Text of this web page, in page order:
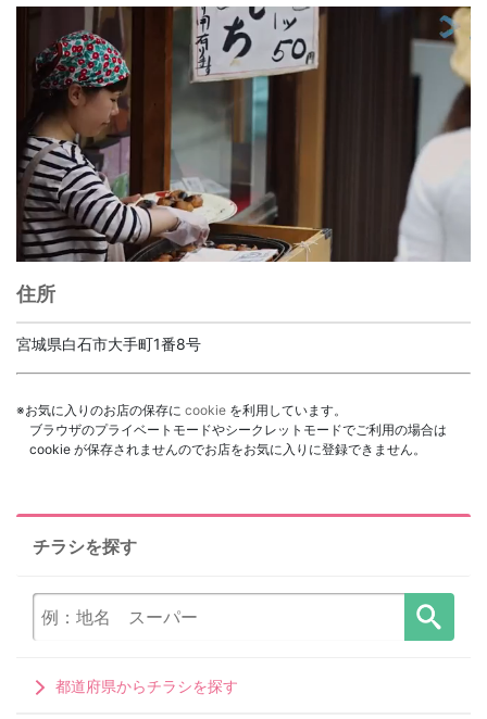
住所
宮城県白石市大手町1番8号
※お気に入りのお店の保存に cookie を利用しています。
ブラウザのプライベートモードやシークレットモードでご利用の場合は
cookie が保存されませんのでお店をお気に入りに登録できません。
チラシを探す
都道府県からチラシを探す